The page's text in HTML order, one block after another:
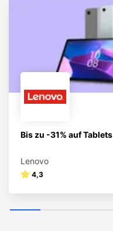
Bis zu -31% auf Tablets
Lenovo
4,3